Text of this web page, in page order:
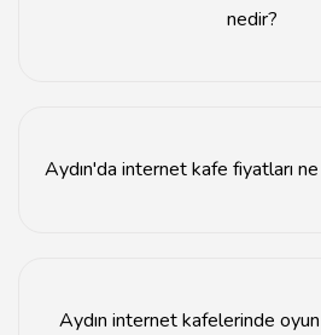
nedir?
Aydın'da internet kafe fiyatları
Aydın internet kafelerinde oyun